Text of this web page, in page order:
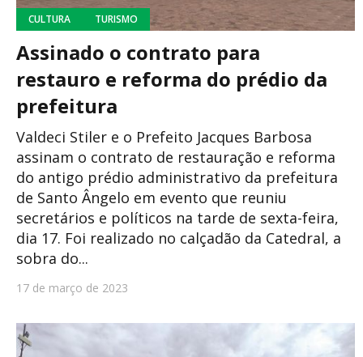
CULTURA TURISMO
Assinado o contrato para
restauro e reforma do prédio da
prefeitura
Valdeci Stiler e o Prefeito Jacques Barbosa
assinam o contrato de restauração e reforma
do antigo prédio administrativo da prefeitura
de Santo Ângelo em evento que reuniu
secretários e políticos na tarde de sexta-feira,
dia 17. Foi realizado no calçadão da Catedral, a
sobra do...
17 de março de 2023